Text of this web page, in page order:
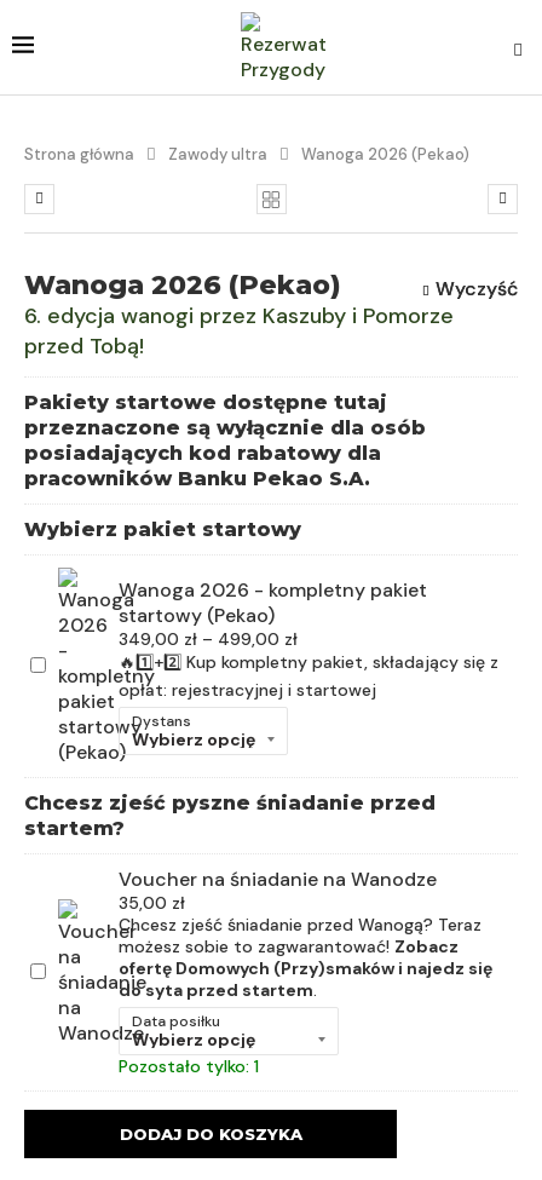
Strona główna Zawody ultra Wanoga 2026 (Pekao)
Wanoga 2026 (Pekao)
6. edycja wanogi przez Kaszuby i Pomorze
przed Tobą!
Pakiety startowe dostępne tutaj
przeznaczone są wyłącznie dla osób
posiadających kod rabatowy dla
pracowników Banku Pekao S.A.
Wybierz pakiet startowy
Wanoga 2026 - kompletny pakiet
startowy (Pekao)
349,00 zł – 499,00 zł
🔥1️⃣+2️⃣ Kup kompletny pakiet, składający się z
opłat: rejestracyjnej i startowej
Dystans
Wyczyść
Chcesz zjeść pyszne śniadanie przed
startem?
Voucher na śniadanie na Wanodze
35,00 zł
Chcesz zjeść śniadanie przed Wanogą? Teraz
możesz sobie to zagwarantować! Zobacz
ofertę Domowych (Przy)smaków i najedz się
do syta przed startem.
Data posiłku
Wyczyść
Pozostało tylko: 1
DODAJ DO KOSZYKA